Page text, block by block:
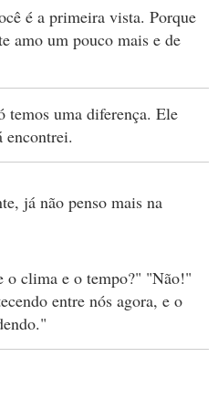
é a primeira vista. Porque
amo um pouco mais e de
temos uma diferença. Ele
encontrei.
já não penso mais na
o clima e o tempo?" "Não!"
entre nós agora, e o